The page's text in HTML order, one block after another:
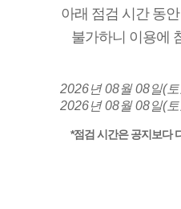
아래 점검 시간 동
불가하니 이용에
2026년 08월 08일(
2026년 08월 08일(
*점검 시간은 공지보다